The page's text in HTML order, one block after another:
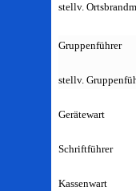
stellv.
stellv.